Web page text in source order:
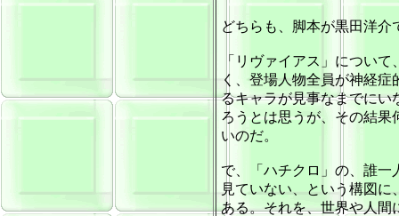
どちらも、脚本が黒田洋介
「リヴァイアス」につい
く、登場人物全員が神経
るキャラが見事なまでにい
ろうとは思うが、その結果
いのだ。
で、「ハチクロ」の、誰一
見ていない、という構図
ある。それを、世界や人間